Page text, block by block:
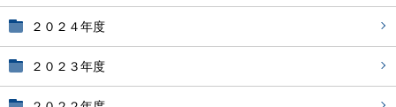
２０２４年度
２０２３年度